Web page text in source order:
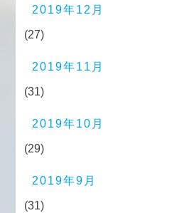
2019年12月
(27)
2019年11月
(31)
2019年10月
(29)
2019年9月
(31)